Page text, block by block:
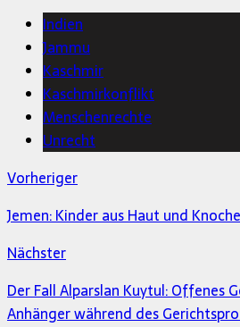
Indien
Jammu
Kaschmir
Kaschmirkonflikt
Menschenrechte
Unrecht
Vorheriger
Jemen: Kinder aus Haut und
Nächster
Der Fall Alparslan Kuytul: Offenes
Anhänger während des